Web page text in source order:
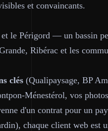
et convaincants.
le Périgord — un bassin
Ribérac et les
clés (Qualipaysage, BP
Ménestérol, vos
d'un contrat pour un
chaque client web est